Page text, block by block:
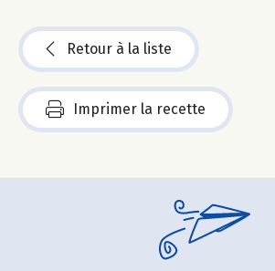
Retour à la liste
Imprimer la recette